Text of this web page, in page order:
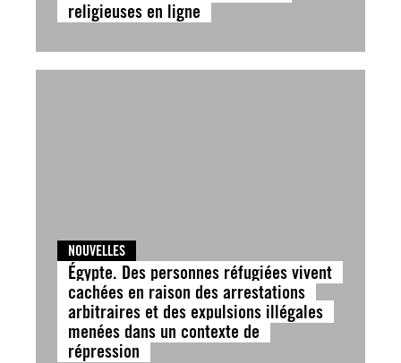
religieuses en ligne
NOUVELLES
Égypte. Des personnes réfugiées vivent
cachées en raison des arrestations
arbitraires et des expulsions illégales
menées dans un contexte de
répression